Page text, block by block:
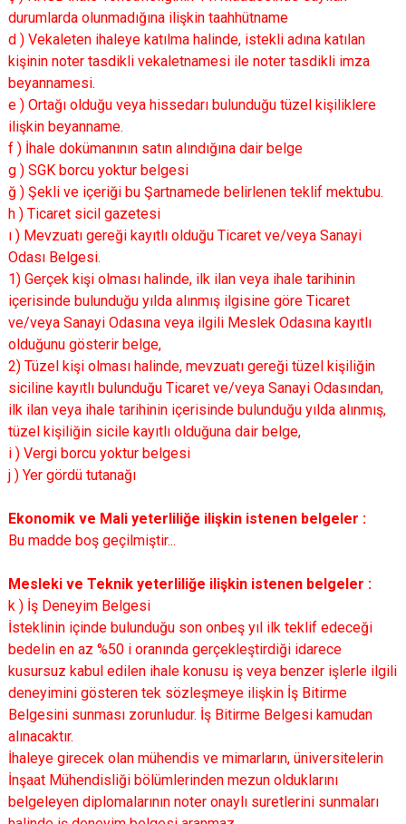
durumlarda olunmadığına ilişkin taahhütname
d ) Vekaleten ihaleye katılma halinde, istekli adına katılan
kişinin noter tasdikli vekaletnamesi ile noter tasdikli imza
beyannamesi.
e ) Ortağı olduğu veya hissedarı bulunduğu tüzel kişiliklere
ilişkin beyanname.
f ) İhale dokümanının satın alındığına dair belge
g ) SGK borcu yoktur belgesi
ğ ) Şekli ve içeriği bu Şartnamede belirlenen teklif mektubu.
h ) Ticaret sicil gazetesi
ı ) Mevzuatı gereği kayıtlı olduğu Ticaret ve/veya Sanayi
Odası Belgesi.
1) Gerçek kişi olması halinde, ilk ilan veya ihale tarihinin
içerisinde bulunduğu yılda alınmış ilgisine göre Ticaret
ve/veya Sanayi Odasına veya ilgili Meslek Odasına kayıtlı
olduğunu gösterir belge,
2) Tüzel kişi olması halinde, mevzuatı gereği tüzel kişiliğin
siciline kayıtlı bulunduğu Ticaret ve/veya Sanayi Odasından,
ilk ilan veya ihale tarihinin içerisinde bulunduğu yılda alınmış,
tüzel kişiliğin sicile kayıtlı olduğuna dair belge,
i ) Vergi borcu yoktur belgesi
j ) Yer gördü tutanağı
Ekonomik ve Mali yeterliliğe ilişkin istenen belgeler :
Bu madde boş geçilmiştir...
Mesleki ve Teknik yeterliliğe ilişkin istenen belgeler :
k ) İş Deneyim Belgesi
İsteklinin içinde bulunduğu son onbeş yıl ilk teklif edeceği
bedelin en az %50 i oranında gerçekleştirdiği idarece
kusursuz kabul edilen ihale konusu iş veya benzer işlerle ilgili
deneyimini gösteren tek sözleşmeye ilişkin İş Bitirme
Belgesini sunması zorunludur. İş Bitirme Belgesi kamudan
alınacaktır.
İhaleye girecek olan mühendis ve mimarların, üniversitelerin
İnşaat Mühendisliği bölümlerinden mezun olduklarını
belgeleyen diplomalarının noter onaylı suretlerini sunmaları